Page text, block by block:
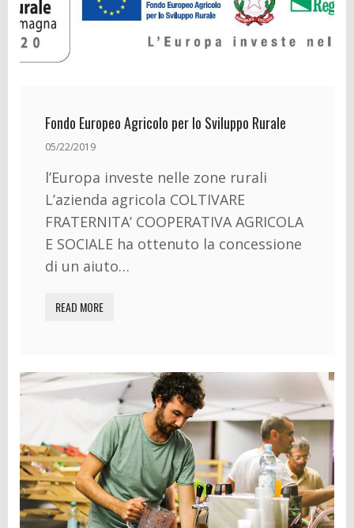
Fondo Europeo Agricolo per lo Sviluppo Rurale
05/22/2019
l’Europa investe nelle zone rurali
L’azienda agricola COLTIVARE
FRATERNITA’ COOPERATIVA AGRICOLA
E SOCIALE ha ottenuto la concessione
di un aiuto…
READ MORE